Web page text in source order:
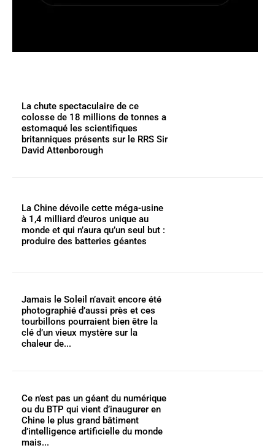
La chute spectaculaire de ce
colosse de 18 millions de tonnes a
estomaqué les scientifiques
britanniques présents sur le RRS Sir
David Attenborough
La Chine dévoile cette méga-usine
à 1,4 milliard d’euros unique au
monde et qui n’aura qu’un seul but :
produire des batteries géantes
Jamais le Soleil n’avait encore été
photographié d’aussi près et ces
tourbillons pourraient bien être la
clé d’un vieux mystère sur la
chaleur de...
Ce n’est pas un géant du numérique
ou du BTP qui vient d’inaugurer en
Chine le plus grand bâtiment
d’intelligence artificielle du monde
mais...